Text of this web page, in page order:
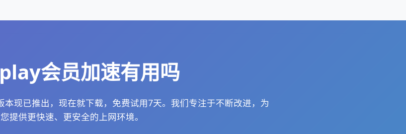
会员加速有用吗
现已推出，现在就下载，免费试用7天。我们专注于不断改进，为
您提供更快速、更安全的上网环境。